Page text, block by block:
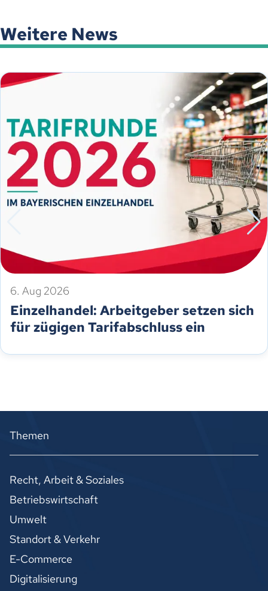
Weitere News
6. Aug 2026
Einzelhandel: Arbeitgeber setzen sich
für zügigen Tarifabschluss ein
Themen
Recht, Arbeit & Soziales
Betriebswirtschaft
Umwelt
Standort & Verkehr
E-Commerce
Digitalisierung